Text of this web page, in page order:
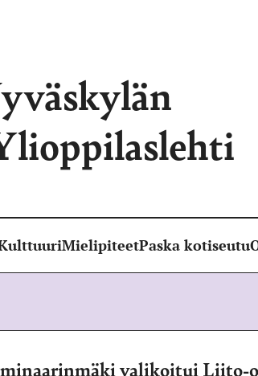
MielipiteetPaska kotiseutu
valikoitui Liito-